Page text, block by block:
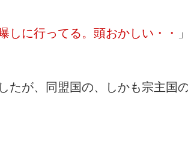
しに行ってる。頭おかしい・・ 」
たが、同盟国の、しかも宗主国